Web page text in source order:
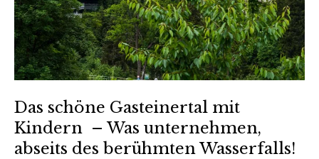
Das schöne Gasteinertal mit
Kindern – Was unternehmen,
abseits des berühmten Wasserfalls!